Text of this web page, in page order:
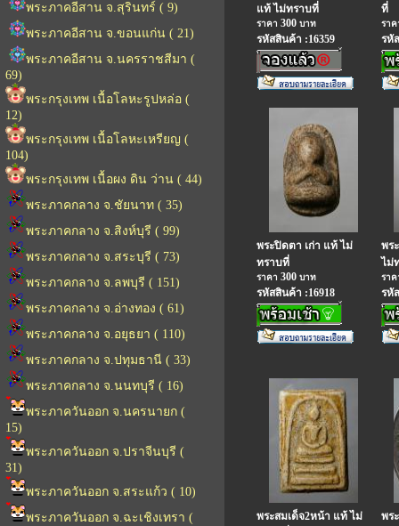
พระภาคอีสาน จ.สุรินทร์ ( 9)
พระภาคอีสาน จ.ขอนแก่น ( 21)
พระภาคอีสาน จ.นครราชสีมา (
69)
พระกรุงเทพ เนื้อโลหะรูปหล่อ (
12)
พระกรุงเทพ เนื้อโลหะเหรียญ (
104)
พระกรุงเทพ เนื้อผง ดิน ว่าน ( 44)
พระภาคกลาง จ.ชัยนาท ( 35)
พระภาคกลาง จ.สิงห์บุรี ( 99)
พระภาคกลาง จ.สระบุรี ( 73)
พระภาคกลาง จ.ลพบุรี ( 151)
พระภาคกลาง จ.อ่างทอง ( 61)
พระภาคกลาง จ.อยุธยา ( 110)
พระภาคกลาง จ.ปทุมธานี ( 33)
พระภาคกลาง จ.นนทบุรี ( 16)
พระภาควันออก จ.นครนายก (
15)
พระภาควันออก จ.ปราจีนบุรี (
31)
พระภาควันออก จ.สระแก้ว ( 10)
พระภาควันออก จ.ฉะเชิงเทรา (
แท้ ไม่ทราบที่
ราคา 300 บาท
รหัสสินค้า :16359
ที่
รา
รหั
พระปิดตา เก่า แท้ ไม่
ทราบที่
ราคา 300 บาท
รหัสสินค้า :16918
พร
ไม่
รา
รหั
พระสมเด็จ2หน้า แท้ ไม่
พร